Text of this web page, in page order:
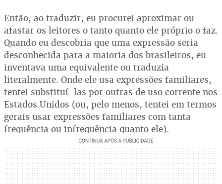
Então, ao traduzir, eu procurei aproximar ou
afastar os leitores o tanto quanto ele próprio o faz.
Quando eu descobria que uma expressão seria
desconhecida para a maioria dos brasileiros, eu
inventava uma equivalente ou traduzia
literalmente. Onde ele usa expressões familiares,
tentei substituí-las por outras de uso corrente nos
Estados Unidos (ou, pelo menos, tentei em termos
gerais usar expressões familiares com tanta
frequência ou infrequência quanto ele).